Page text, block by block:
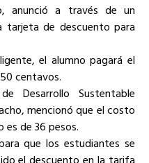
anunció a través de un
tarjeta de descuento para
el alumno pagará el
centavos.
Desarrollo Sustentable
mencionó que el costo
de 36 pesos.
que los estudiantes se
el descuento en la tarifa